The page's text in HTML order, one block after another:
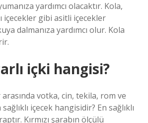
yardımcı olacaktır. Kola,
içecekler gibi asitli içecekler
dalmanıza yardımcı olur. Kola
içki hangisi?
votka, cin, tekila, rom ve
içecek hangisidir? En sağlıklı
Kırmızı şarabın ölçülü